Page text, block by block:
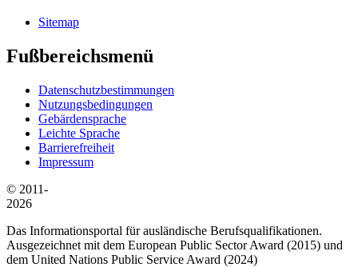
Sitemap
Fußbereichsmenü
Datenschutzbestimmungen
Nutzungsbedingungen
Gebärdensprache
Leichte Sprache
Barrierefreiheit
Impressum
© 2011-
2026
Das Informationsportal für ausländische Berufsqualifikationen.
Ausgezeichnet mit dem European Public Sector Award (2015) und
dem United Nations Public Service Award (2024)